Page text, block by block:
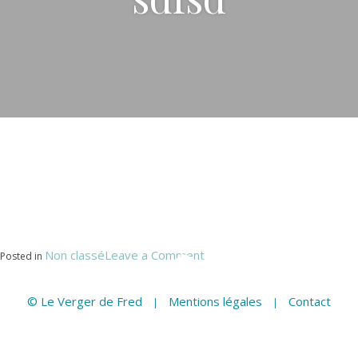
Posted in Non classéLeave a Commenton
© Le Verger de Fred
| Mentions légales | Contact